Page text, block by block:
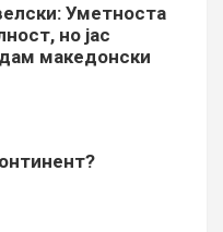
Уметноста
но јас
македонски